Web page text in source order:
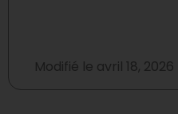
Modifié le avril 18, 2026